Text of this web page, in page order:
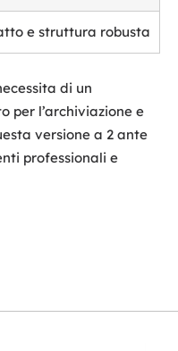
e struttura robusta
di un
per l’archiviazione e
versione a 2 ante
professionali e